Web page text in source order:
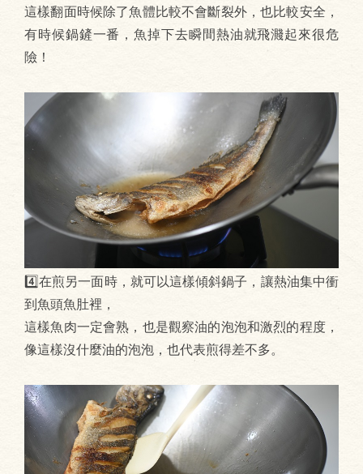
這樣翻面時候除了魚體比較不會斷裂外，也比較安全，
有時候鍋鏟一番，魚掉下去瞬間熱油就飛濺起來很危
險！
4️⃣在煎另一面時，就可以這樣傾斜鍋子，讓熱油集中衝
到魚頭魚肚裡，
這樣魚肉一定會熟，也是觀察油的泡泡和激烈的程度，
像這樣沒什麼油的泡泡，也代表煎得差不多。